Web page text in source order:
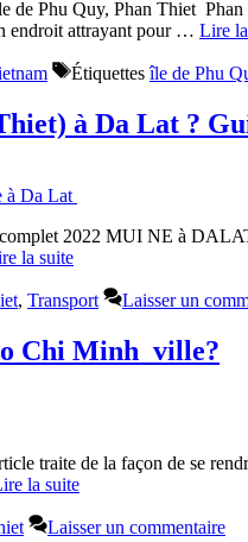
de Phu Quy, Phan Thiet
endroit attrayant pour … Lire
Étiquettesîle de Phu
à Da Lat ?
2022 MUI NE à
la suite
, Transport Laisser un
Chi Minh ville?
traite de la façon de se
la suite
Laisser un commentaire